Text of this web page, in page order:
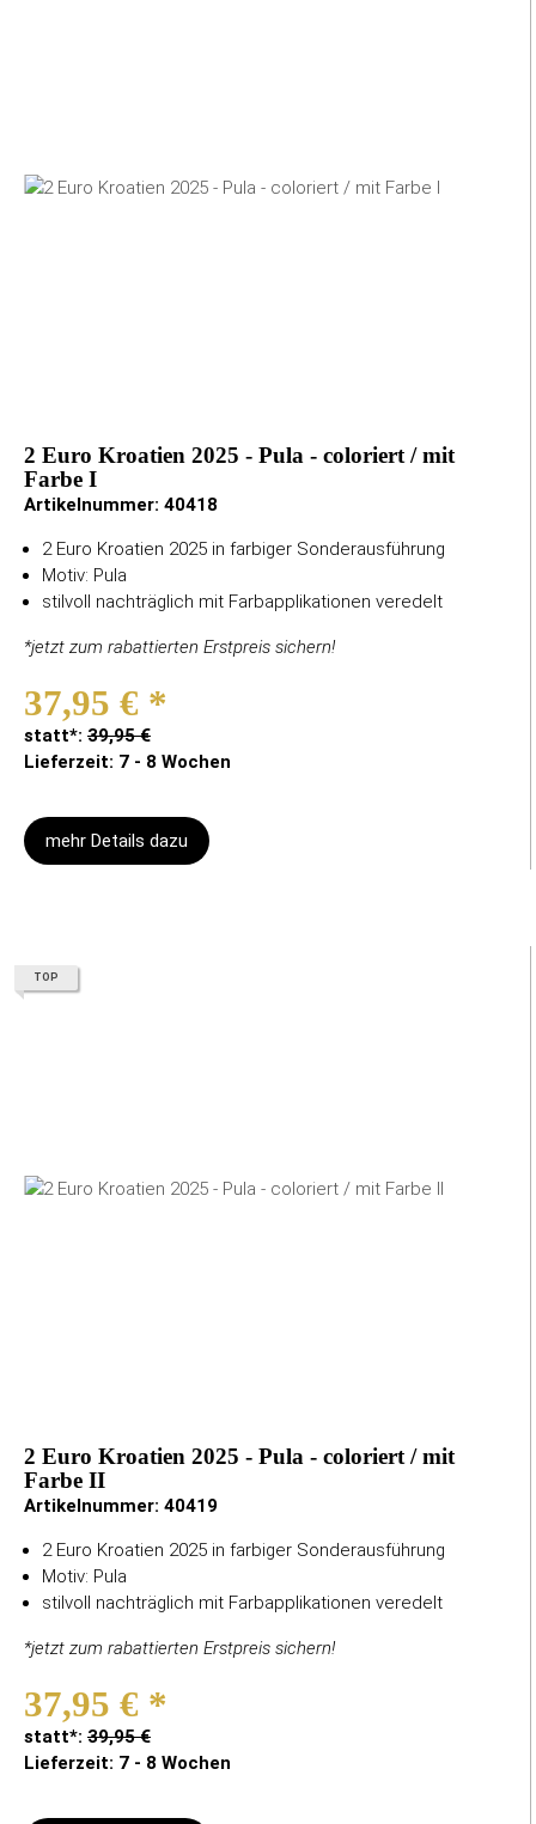
2 Euro Kroatien 2025 - Pula - coloriert / mit
Farbe I
Artikelnummer: 40418
2 Euro Kroatien 2025 in farbiger Sonderausführung
Motiv: Pula
stilvoll nachträglich mit Farbapplikationen veredelt
*jetzt zum rabattierten Erstpreis sichern!
37,95 € *
statt*: 39,95 €
Lieferzeit: 7 - 8 Wochen
mehr Details dazu
TOP
2 Euro Kroatien 2025 - Pula - coloriert / mit
Farbe II
Artikelnummer: 40419
2 Euro Kroatien 2025 in farbiger Sonderausführung
Motiv: Pula
stilvoll nachträglich mit Farbapplikationen veredelt
*jetzt zum rabattierten Erstpreis sichern!
37,95 € *
statt*: 39,95 €
Lieferzeit: 7 - 8 Wochen